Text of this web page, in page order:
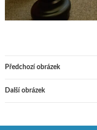
Předchozí obrázek
Další obrázek